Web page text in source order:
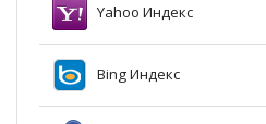
Yahoo Индекс
Bing Индекс